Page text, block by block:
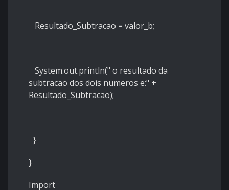
Resultado_Subtracao = valor_b;
System.out.println(" o resultado da
subtracao dos dois numeros e:" +
Resultado_Subtracao);
}
}
Import